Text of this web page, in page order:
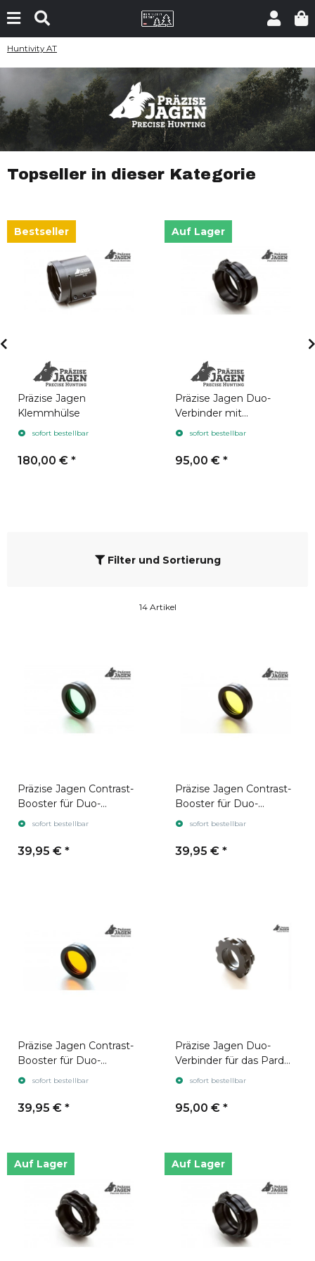
Huntivity AT
Topseller in dieser Kategorie
Bestseller
Präzise Jagen
Klemmhülse
sofort bestellbar
180,00 € *
Auf Lager
Präzise Jagen Duo-
Verbinder mit
Anschlussgewinde
sofort bestellbar
95,00 € *
Filter und Sortierung
14 Artikel
Präzise Jagen Contrast-
Booster für Duo-
Verbinder Grün
sofort bestellbar
39,95 € *
Präzise Jagen Contrast-
Booster für Duo-
Verbinder Gelb
sofort bestellbar
39,95 € *
Präzise Jagen Contrast-
Booster für Duo-
Verbinder Orange
sofort bestellbar
39,95 € *
Präzise Jagen Duo-
Verbinder für das Pard
FT32 / FT32 LRF & FD1
sofort bestellbar
95,00 € *
Auf Lager Auf Lager